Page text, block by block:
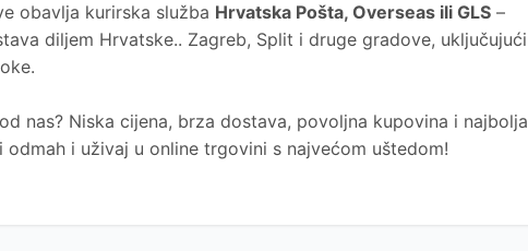
obavlja kurirska služba Hrvatska Pošta, Overseas ili GLS –
diljem Hrvatske.. Zagreb, Split i druge gradove, uključujući
nas? Niska cijena, brza dostava, povoljna kupovina i najbolja
odmah i uživaj u online trgovini s najvećom uštedom!